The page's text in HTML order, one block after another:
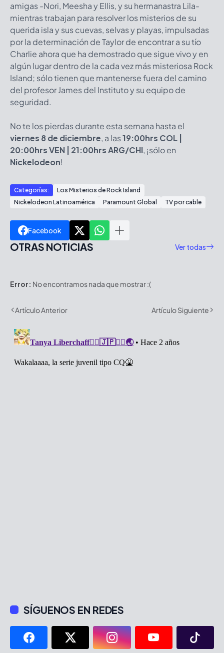
amigas -Nori, Meesha y Ellis, y su hermanastra Lila-
mientras trabajan para resolver los misterios de su
querida isla y sus cuevas, selvas y playas, impulsadas
por la determinación de Taylor de encontrar a su tío
Charlie ahora que ha demostrado que sigue vivo y en
algún lugar dentro de la cada vez más misteriosa Rock
Island; sólo tienen que mantenerse fuera del camino
del profesor James del Instituto y su equipo de
seguridad.
No te los pierdas durante esta semana hasta el
viernes 8 de diciembre, a las19:00hrs COL |
20:00hrs VEN | 21:00hrs ARG/CHI, ¡sólo en
Nickelodeon!
Categorías:
Los Misterios de Rock Island
Nickelodeon Latinoamérica
Paramount Global TV por cable
Facebook
OTRAS NOTICIAS Ver todas
Error: No encontramos nada que mostrar :(
Artículo Anterior Artículo Siguiente
SÍGUENOS EN REDES